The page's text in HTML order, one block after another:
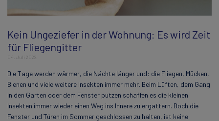
Kein Ungeziefer in der Wohnung: Es wird Zeit
für Fliegengitter
04. Juli 2022
Die Tage werden wärmer, die Nächte länger und: die Fliegen, Mücken,
Bienen und viele weitere Insekten immer mehr. Beim Lüften, dem Gang
in den Garten oder dem Fenster putzen schaffen es die kleinen
Insekten immer wieder einen Weg ins Innere zu ergattern. Doch die
Fenster und Türen im Sommer geschlossen zu halten, ist keine